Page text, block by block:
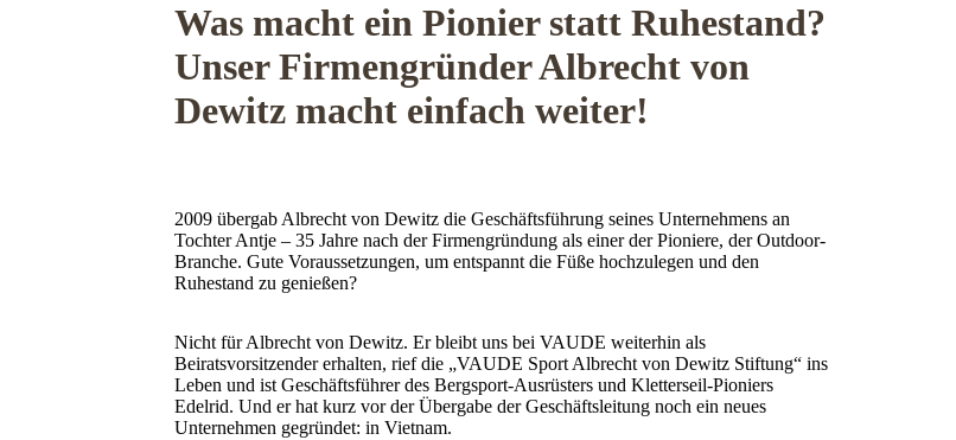
Was macht ein Pionier statt Ruhestand?
Unser Firmengründer Albrecht von
Dewitz macht einfach weiter!
2009 übergab Albrecht von Dewitz die Geschäftsführung seines Unternehmens an
Tochter Antje – 35 Jahre nach der Firmengründung als einer der Pioniere, der Outdoor-
Branche. Gute Voraussetzungen, um entspannt die Füße hochzulegen und den
Ruhestand zu genießen?
Nicht für Albrecht von Dewitz. Er bleibt uns bei VAUDE weiterhin als
Beiratsvorsitzender erhalten, rief die „VAUDE Sport Albrecht von Dewitz Stiftung“ ins
Leben und ist Geschäftsführer des Bergsport-Ausrüsters und Kletterseil-Pioniers
Edelrid. Und er hat kurz vor der Übergabe der Geschäftsleitung noch ein neues
Unternehmen gegründet: in Vietnam.